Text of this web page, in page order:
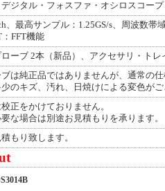
デジタル・フォスファ・オシロスコープ
、最高サンプル：1.25GS/s、周波数
：FFT機能
ーブ 2本（新品）、アクセサリ・トレ
は純正品ではありませんが、通常の
のキズ、汚れ、日焼けによる変色が
正をかけておりません。
な場合は別途お見積もりを承ります。
もり致します。